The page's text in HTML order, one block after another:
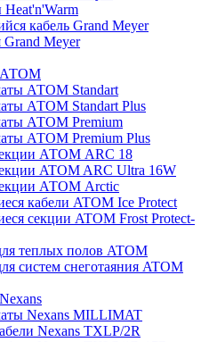
кабель Grand Meyer
Grand Meyer
АТОМ
АТОМ Standart
АТОМ Standart Plus
АТОМ Premium
АТОМ Premium Plus
АТОМ ARC 18
ATOM ARC Ultra 16W
АТОМ Arctic
кабели ATOM Ice Protect
секции ATOM Frost Protect-
теплых полов ATOM
систем снеготаяния ATOM
Nexans MILLIMAT
Nexans TXLP/2R